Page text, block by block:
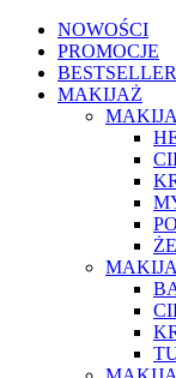
NOWOŚCI
PROMOCJE
MAKIJAŻ